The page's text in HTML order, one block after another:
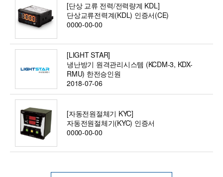
[단상 교류 전력/전력량계 KDL]
단상교류전력계(KDL) 인증서(CE)
0000-00-00
[LIGHT STAR]
냉난방기 원격관리시스템 (KCDM-3, KDX-
RMU) 한전승인원
2018-07-06
[자동전원절체기 KYC]
자동전원절체기(KYC) 인증서
0000-00-00